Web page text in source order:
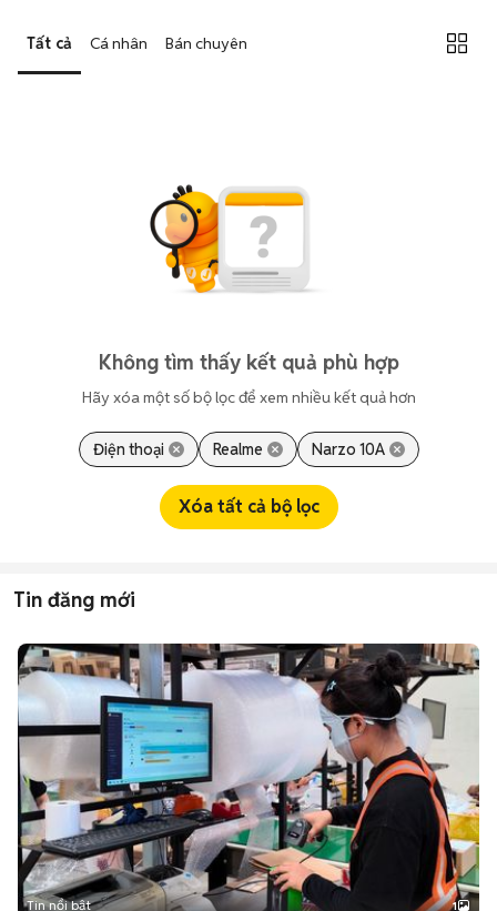
Tất cả Cá nhân Bán chuyên
Không tìm thấy kết quả phù hợp
Hãy xóa một số bộ lọc để xem nhiều kết quả hơn
Điện thoại Realme Narzo 10A
Xóa tất cả bộ lọc
Tin đăng mới
Tin nổi bật 1